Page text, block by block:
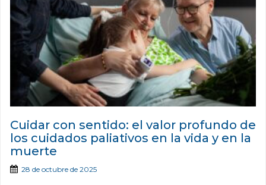
Cuidar con sentido: el valor profundo de
los cuidados paliativos en la vida y en la
muerte
28 de octubre de 2025